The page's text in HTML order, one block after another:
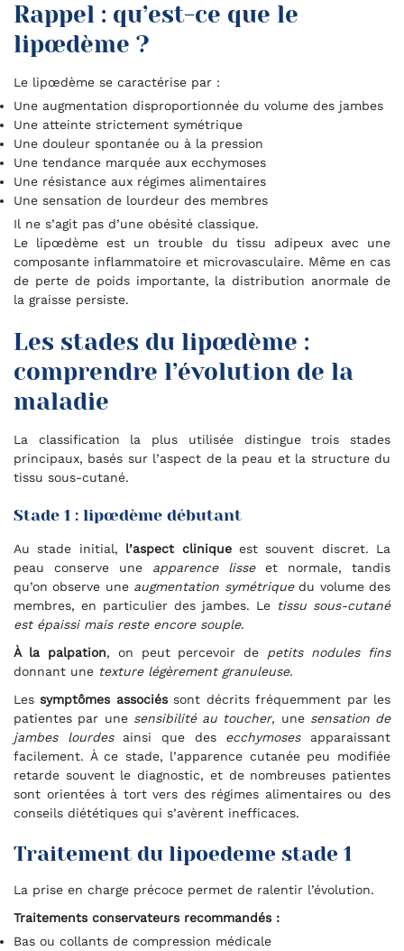
Rappel : qu’est-ce que le
lipœdème ?
Le lipœdème se caractérise par :
Une augmentation disproportionnée du volume des jambes
Une atteinte strictement symétrique
Une douleur spontanée ou à la pression
Une tendance marquée aux ecchymoses
Une résistance aux régimes alimentaires
Une sensation de lourdeur des membres
Il ne s’agit pas d’une obésité classique.
Le lipœdème est un trouble du tissu adipeux avec une
composante inflammatoire et microvasculaire. Même en cas
de perte de poids importante, la distribution anormale de
la graisse persiste.
Les stades du lipœdème :
comprendre l’évolution de la
maladie
La classification la plus utilisée distingue trois stades
principaux, basés sur l’aspect de la peau et la structure du
tissu sous-cutané.
Stade 1 : lipœdème débutant
Au stade initial, l’aspect cliniqueest souvent discret. La
peau conserve une apparence lisse et normale, tandis
qu’on observe une augmentation symétriquedu volume des
membres, en particulier des jambes. Le tissu sous-cutané
est épaissi mais reste encore souple.
À la palpation, on peut percevoir de petits nodules fins
donnant une texture légèrement granuleuse.
Lessymptômes associéssont décrits fréquemment par les
patientes par une sensibilité au toucher, une sensation de
jambes lourdesainsi que des ecchymosesapparaissant
facilement. À ce stade, l’apparence cutanée peu modifiée
retarde souvent le diagnostic, et de nombreuses patientes
sont orientées à tort vers des régimes alimentaires ou des
conseils diététiques qui s’avèrent inefficaces.
Traitement du lipoedeme stade 1
La prise en charge précoce permet de ralentir l’évolution.
Traitements conservateurs recommandés :
Bas ou collants de compression médicale